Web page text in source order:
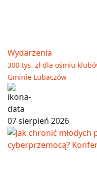
Wydarzenia
300 tys. zł dla ośmiu
Gminie Lubaczów
07 sierpień 2026